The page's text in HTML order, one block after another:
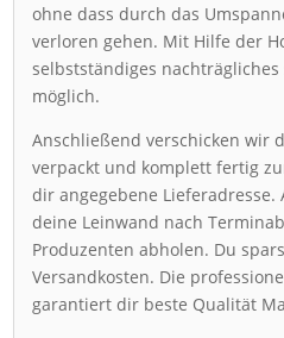
ohne dass durch das
verloren gehen. Mit Hilfe der
selbstständiges
möglich.
Anschließend verschicken wir
verpackt und komplett fertig
dir angegebene Lieferadresse.
deine Leinwand nach
Produzenten abholen. Du
Versandkosten. Die
garantiert dir beste Qualität